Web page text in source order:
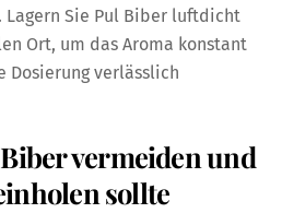
Lagern Sie Pul Biber luftdicht
Ort, um das Aroma konstant
Dosierung verlässlich
vermeiden und
sollte